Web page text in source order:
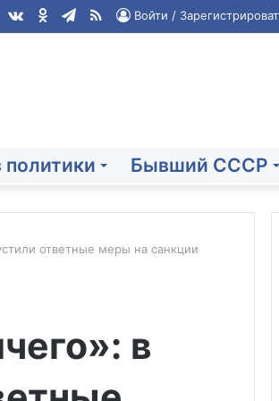
Войти /
RSS
Telegram
Одноклассники
vk.com
политики Бывший СССР
ответные меры на санкции
в
умирает
за